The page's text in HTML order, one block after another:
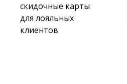
скидочные карты
для лояльных
клиентов